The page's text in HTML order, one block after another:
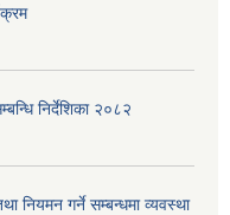
निर्देशिका २०८२
नियमन गर्ने सम्बन्धमा व्यवस्था